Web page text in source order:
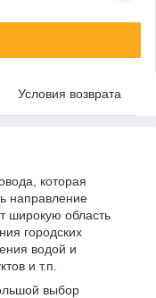
Условия возврата
которая
направление
широкую область
городских
водой и
и т.п.
выбор